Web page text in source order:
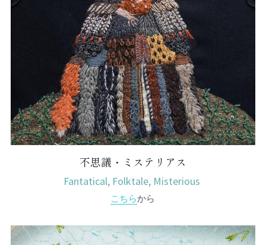
不思議・ミステリアス
Fantatical, Folktale, Misterious
こちらから